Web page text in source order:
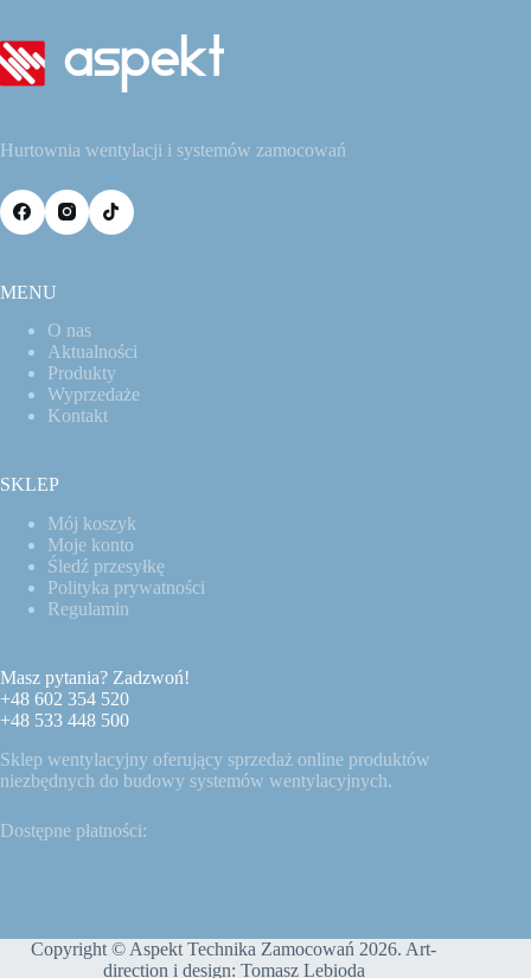
Hurtownia wentylacji i systemów zamocowań
MENU
O nas
Aktualności
Produkty
Wyprzedaże
Kontakt
SKLEP
Mój koszyk
Moje konto
Śledź przesyłkę
Polityka prywatności
Regulamin
Masz pytania? Zadzwoń!
+48 602 354 520
+48 533 448 500
Sklep wentylacyjny oferujący sprzedaż online produktów
niezbędnych do budowy systemów wentylacyjnych.
Dostępne płatności:
Copyright © Aspekt Technika Zamocowań 2026. Art-
direction i design: Tomasz Lebioda